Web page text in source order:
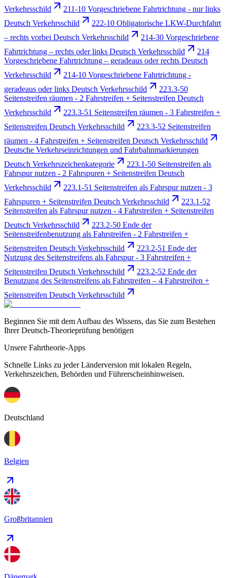
Verkehrsschild
211-10 Vorgeschriebene Fahrtrichtung - nur links
Deutsch Verkehrsschild
222-10 Obligatorische LKW-Durchfahrt
– rechts vorbei Deutsch Verkehrsschild
214-30 Vorgeschriebene
Fahrtrichtung – rechts oder links Deutsch Verkehrsschild
214
Vorgeschriebene Fahrtrichtung – geradeaus oder rechts Deutsch
Verkehrsschild
214-10 Vorgeschriebene Fahrtrichtung -
geradeaus oder links Deutsch Verkehrsschild
223.3-50
Seitenstreifen räumen - 2 Fahrstreifen + Seitenstreifen Deutsch
Verkehrsschild
223.3-51 Seitenstreifen räumen - 3 Fahrstreifen +
Seitenstreifen Deutsch Verkehrsschild
223.3-52 Seitenstreifen
räumen - 4 Fahrstreifen + Seitenstreifen Deutsch Verkehrsschild
Deutsche Verkehrseinrichtungen und Fahrbahnmarkierungen
Deutsch Verkehrszeichenkategorie
223.1-50 Seitenstreifen als
Fahrspur nutzen - 2 Fahrspuren + Seitenstreifen Deutsch
Verkehrsschild
223.1-51 Seitenstreifen als Fahrspur nutzen - 3
Fahrspuren + Seitenstreifen Deutsch Verkehrsschild
223.1-52
Seitenstreifen als Fahrspur nutzen - 4 Fahrstreifen + Seitenstreifen
Deutsch Verkehrsschild
223.2-50 Ende der
Seitenstreifenbenutzung als Fahrstreifen - 2 Fahrstreifen +
Seitenstreifen Deutsch Verkehrsschild
223.2-51 Ende der
Nutzung des Seitenstreifens als Fahrspur - 3 Fahrstreifen +
Seitenstreifen Deutsch Verkehrsschild
223.2-52 Ende der
Benutzung des Seitenstreifens als Fahrstreifen – 4 Fahrstreifen +
Seitenstreifen Deutsch Verkehrsschild
Beginnen Sie mit dem Aufbau des Wissens, das Sie zum Bestehen
Ihrer Deutsch-Theorieprüfung benötigen
Unsere Fahrtheorie-Apps
Schnelle Links zu jeder Länderversion mit lokalen Regeln,
Verkehrszeichen, Behörden und Führerscheinhinweisen.
Deutschland
Belgien
Großbritannien